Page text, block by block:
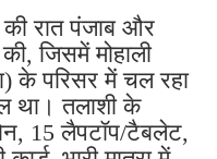
रात पंजाब और
जिसमें मोहाली
के परिसर में चल रहा
था। तलाशी के
15 लैपटॉप/टैबलेट,